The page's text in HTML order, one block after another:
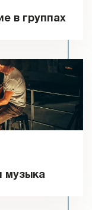
в группах
музыка